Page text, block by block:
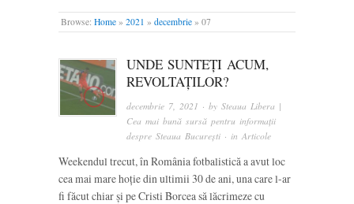
Browse: Home » 2021 » decembrie » 07
UNDE SUNTEȚI ACUM,
REVOLTAȚILOR?
decembrie 7, 2021 · bySteaua Libera |
Cea mai bună sursă pentru informații
despre Steaua București · inArticole
Weekendul trecut, în România fotbalistică a avut loc
cea mai mare hoție din ultimii 30 de ani, una care l-ar
fi făcut chiar și pe Cristi Borcea să lăcrimeze cu